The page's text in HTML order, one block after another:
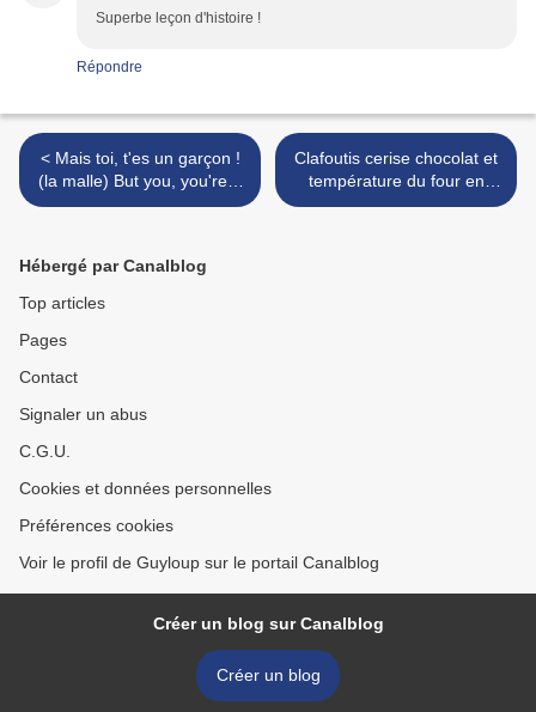
Superbe leçon d'histoire !
Répondre
< Mais toi, t'es un garçon !
(la malle) But you, you're a
boy ! (the trunk)
Clafoutis cerise chocolat et
température du four en
altitude >
Hébergé par Canalblog
Top articles
Pages
Contact
Signaler un abus
C.G.U.
Cookies et données personnelles
Préférences cookies
Voir le profil de Guyloup sur le portail Canalblog
Créer un blog sur Canalblog
Créer un blog